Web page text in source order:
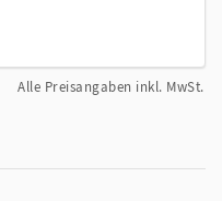
Alle Preisangaben inkl. MwSt.